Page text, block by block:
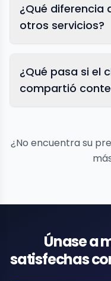
¿Qué diferencia
otros servicios?
¿Qué pasa si el
compartió
¿No encuentra su
Únase a
satisfechas